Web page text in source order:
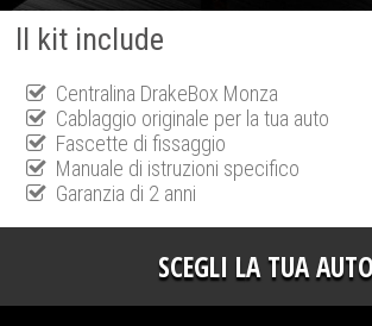
Il kit include
Centralina DrakeBox Monza
Cablaggio originale per la tua auto
Fascette di fissaggio
Manuale di istruzioni specifico
Garanzia di 2 anni
SCEGLI LA TUA AUTO